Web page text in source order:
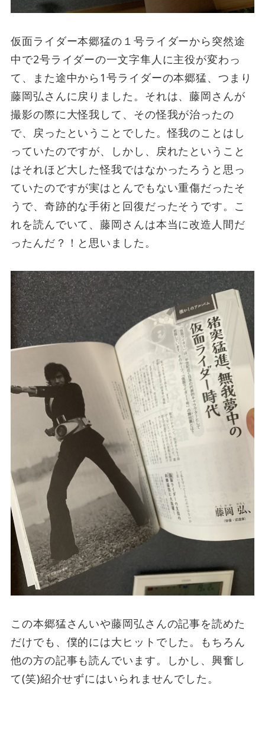
仮面ライダー本郷猛の１号ライダーから突然途
中で2号ライダーの一文字隼人に主役が変わっ
て、また途中から1号ライダーの本郷猛、つまり
藤岡弘さんに戻りました。それは、藤岡さんが
撮影の際に大怪我して、その怪我が治ったの
で、戻ったということでした。怪我のことはし
っていたのですが、しかし、戻れたということ
はそれほど大した怪我ではなかったろうと思っ
ていたのですが実はとんでもない重傷だったそ
うで、奇跡的な手術と回復だったそうです。こ
れを読んでいて、藤岡さんは本当に改造人間だ
ったんだ？！と思いました。
この本郷猛さんいや藤岡弘さんの記事を読めた
だけでも、僕的には大ヒットでした。もちろん
他の方の記事も読んでいます。しかし、興奮し
て(笑)紹介せずにはいられませんでした。